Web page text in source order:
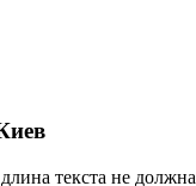
текста не